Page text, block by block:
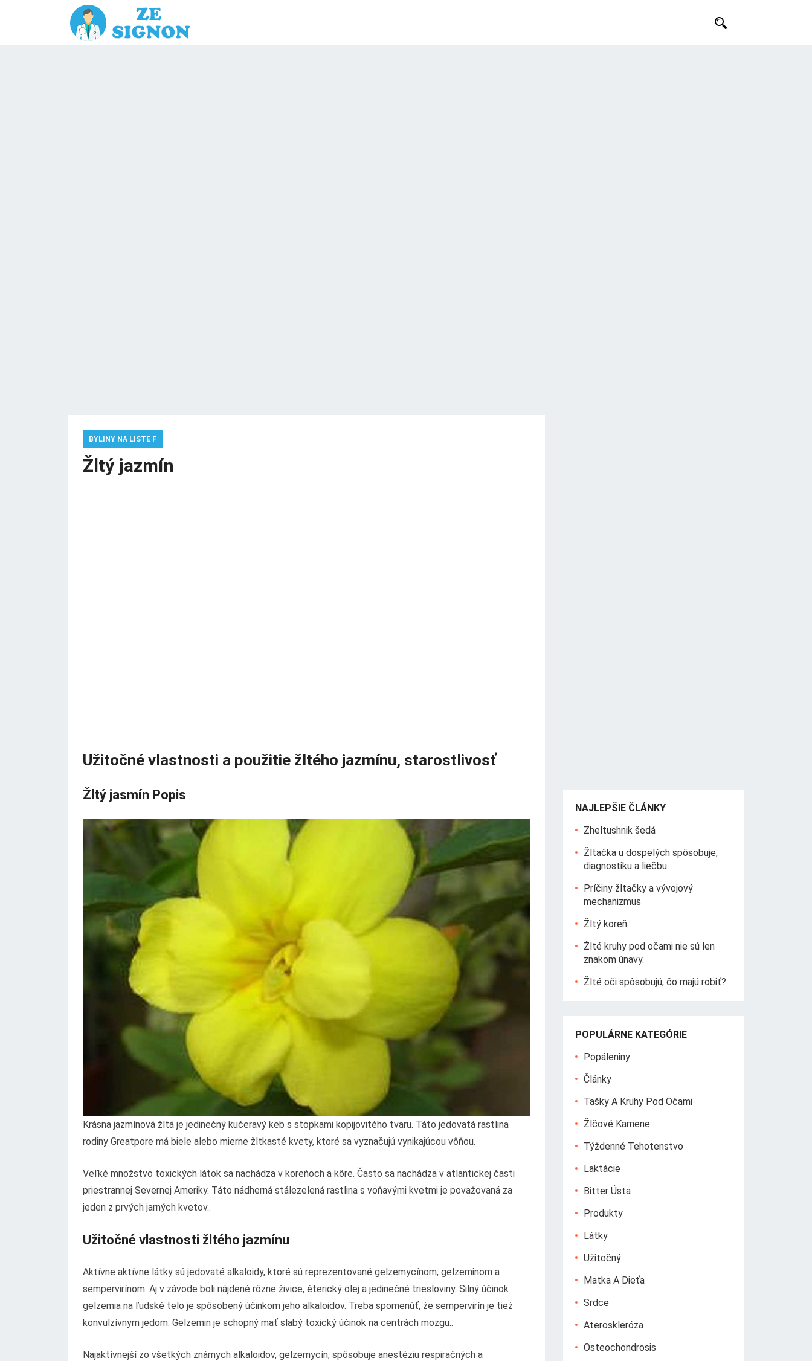
BYLINY NA LISTE F
Žltý jazmín
Užitočné vlastnosti a použitie žltého jazmínu, starostlivosť
Žltý jasmín Popis
Krásna jazmínová žltá je jedinečný kučeravý keb s stopkami kopijovitého tvaru. Táto jedovatá rastlina
rodiny Greatpore má biele alebo mierne žltkasté kvety, ktoré sa vyznačujú vynikajúcou vôňou.
Veľké množstvo toxických látok sa nachádza v koreňoch a kôre. Často sa nachádza v atlantickej časti
priestrannej Severnej Ameriky. Táto nádherná stálezelená rastlina s voňavými kvetmi je považovaná za
jeden z prvých jarných kvetov..
Užitočné vlastnosti žltého jazmínu
Aktívne aktívne látky sú jedovaté alkaloidy, ktoré sú reprezentované gelzemycínom, gelzeminom a
sempervirínom. Aj v závode boli nájdené rôzne živice, éterický olej a jedinečné triesloviny. Silný účinok
gelzemia na ľudské telo je spôsobený účinkom jeho alkaloidov. Treba spomenúť, že sempervirín je tiež
konvulzívnym jedom. Gelzemin je schopný mať slabý toxický účinok na centrách mozgu..
Najaktívnejší zo všetkých známych alkaloidov, gelzemycín, spôsobuje anestéziu respiračných a
NAJLEPŠIE ČLÁNKY
Zheltushnik šedá
Žltačka u dospelých spôsobuje,
diagnostiku a liečbu
Príčiny žltačky a vývojový
mechanizmus
Žltý koreň
Žlté kruhy pod očami nie sú len
znakom únavy.
Žlté oči spôsobujú, čo majú robiť?
POPULÁRNE KATEGÓRIE
Popáleniny
Články
Tašky A Kruhy Pod Očami
Žlčové Kamene
Týždenné Tehotenstvo
Laktácie
Bitter Ústa
Produkty
Látky
Užitočný
Matka A Dieťa
Srdce
Ateroskleróza
Osteochondrosis